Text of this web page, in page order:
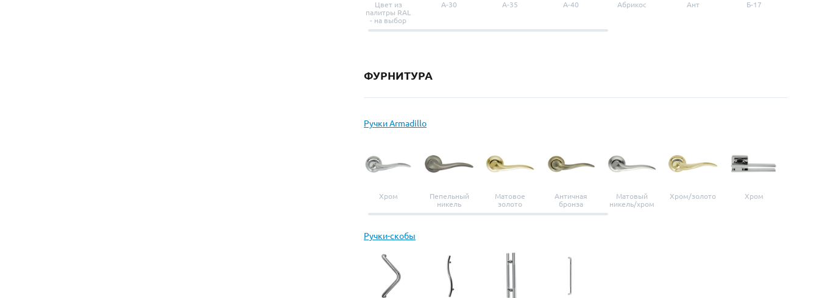
Цвет из
палитры RAL
- на выбор
A-30 A-35 A-40 Абрикос Ант Б-17
ФУРНИТУРА
Ручки Armadillo
Хром
Пепельный
никель
Матовое
золото
Античная
бронза
Матовый
никель/хром
Хром/золото Хром
Ручки-скобы